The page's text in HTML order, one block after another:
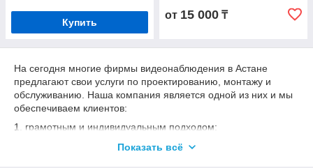
Купить
от 15 000 ₸
На сегодня многие фирмы видеонаблюдения в Астане
предлагают свои услуги по проектированию, монтажу и
обслуживанию. Наша компания является одной из них и мы
обеспечиваем клиентов:
1. грамотным и индивидуальным подходом;
2. разумными расценками;Показать всё